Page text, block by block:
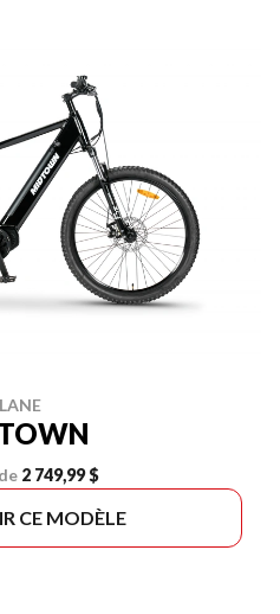
2 749,99 $
CE MODÈLE